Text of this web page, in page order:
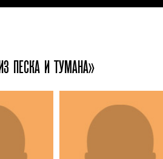
ПЕСКА И ТУМАНА»